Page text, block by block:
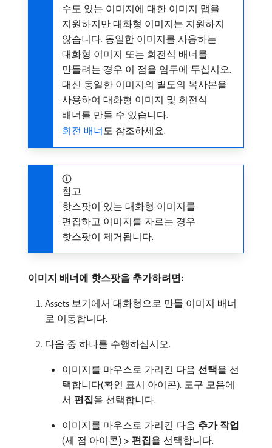
수도 있는 이미지에 대한 이미지 맵을
지원하지만 대화형 이미지는 지원하지
않습니다. 동일한 이미지를 사용하는
대화형 이미지 또는 회전식 배너를
만들려는 경우 이 점을 염두에 두십시오.
대신 동일한 이미지의 별도의 복사본을
사용하여 대화형 이미지 및 회전식
배너를 만들 수 있습니다.
회전 배너 도 참조하세요.
참고
핫스팟이 있는 대화형 이미지를
편집하고 이미지를 자르는 경우
핫스팟이 제거됩니다.
이미지 배너에 핫스팟을 추가하려면:
Assets 보기에서 대화형으로 만들 이미지 배너
로 이동합니다.
다음 중 하나를 수행하십시오.
이미지를 마우스로 가리킨 다음 선택​을 선
택합니다(확인 표시 아이콘). 도구 모음에
서 편집​을 선택합니다.
이미지를 마우스로 가리킨 다음 추가 작업
(세 점 아이콘) > 편집​을 선택합니다.